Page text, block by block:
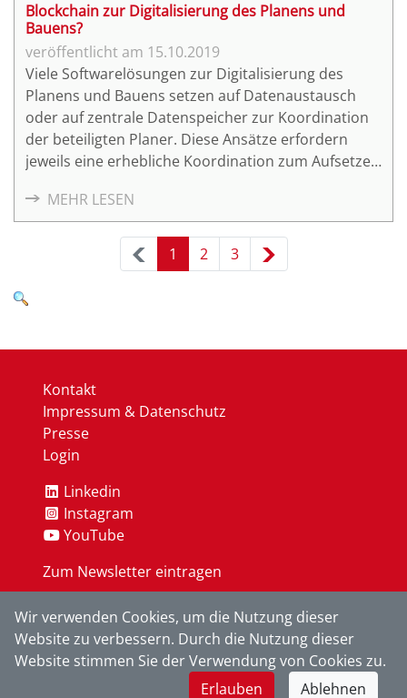
Blockchain zur Digitalisierung des Planens und
Bauens?
15.10.2019
Viele Softwarelösungen zur Digitalisierung des
Planens und Bauens setzen auf Datenaustausch
oder auf zentrale Datenspeicher zur Koordination
der beteiligten Planer. Diese Ansätze erfordern
jeweils eine erhebliche Koordination zum Aufsetzen
Technologien sind alternative Ansätze denkbar, die
mit klassischen Ansätzen kaum realisierbar sind. Im
Rahmen eines Auftakt-Workshops möchten wir die
Potentiale diskutieren.
MEHR LESEN
1 2 3
Kontakt
Impressum & Datenschutz
Presse
Login
Linkedin
Instagram
YouTube
Zum Newsletter eintragen
OK
Wir verwenden Cookies, um die Nutzung dieser
Website zu verbessern. Durch die Nutzung dieser
Website stimmen Sie der Verwendung von Cookies zu.
Erlauben
Ablehnen